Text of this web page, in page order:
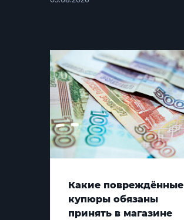
Какие повреждённые
купюры обязаны
принять в магазине